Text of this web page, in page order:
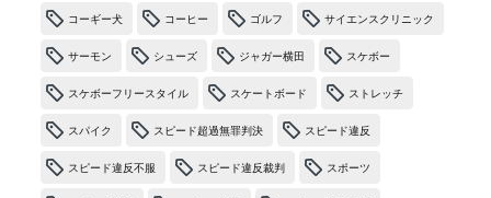
コーギー犬 コーヒー ゴルフ サイエンスクリニック
サーモン シューズ ジャガー横田 スケボー
スケボーフリースタイル スケートボード ストレッチ
スパイク スピード超過無罪判決 スピード違反
スピード違反不服 スピード違反裁判 スポーツ